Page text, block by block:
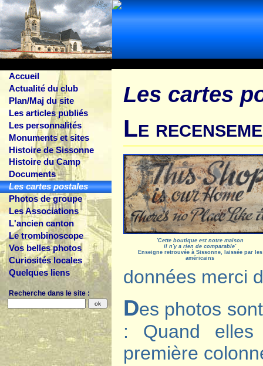
Accueil
Actualité du club
Plan/Maj du site
Les articles publiés
Les personnalités
Monuments et sites
Histoire de Sissonne
Histoire du Camp
Documents
Les cartes postales
Photos de groupe
Les Associations
L'ancien canton
Le trombinoscope
Vos belles photos
Curiosités locales
Quelques liens
Recherche dans le site :
Les cartes
Le
'Cette boutique est notre maison
il n'y a rien de comparable'
Enseigne retrouvée à Sissonne, laissée par les
américains
données merci
Des photos
: Quand
première